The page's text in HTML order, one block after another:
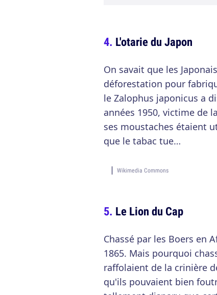
L'otarie du Japon
On savait que les
déforestation pour
le Zalophus japonicus a
années 1950, victime de
ses moustaches étaient
que le tabac tue…
Wikimedia Commons
Le Lion du Cap
Chassé par les Boers en
1865. Mais pourquoi
raffolaient de la crinière
qu'ils pouvaient bien